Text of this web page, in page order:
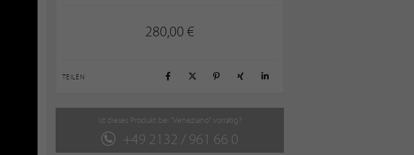
280,00 €
TEILEN
Ist dieses Produkt bei "Veneziano" vorrätig?
+49 2132 / 961 66 0